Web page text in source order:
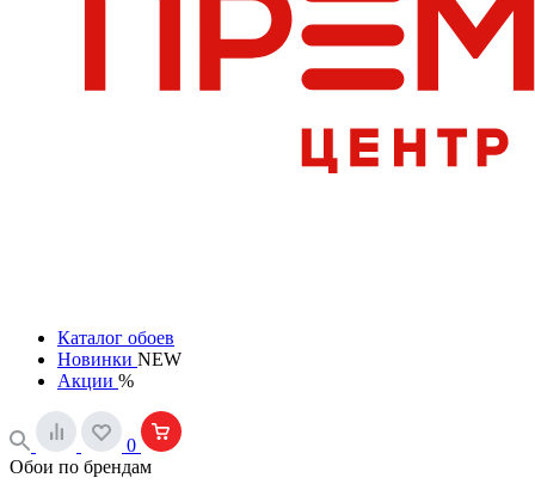
Каталог обоев
Новинки NEW
Акции %
0
Обои по брендам